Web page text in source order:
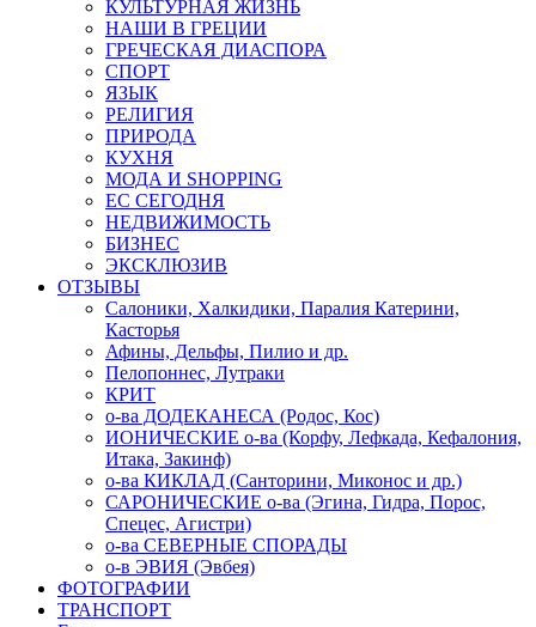
КУЛЬТУРНАЯ ЖИЗНЬ
НАШИ В ГРЕЦИИ
ГРЕЧЕСКАЯ ДИАСПОРА
СПОРТ
ЯЗЫК
РЕЛИГИЯ
ПРИРОДА
КУХНЯ
МОДА И SHOPPING
ЕС СЕГОДНЯ
НЕДВИЖИМОСТЬ
БИЗНЕС
ЭКСКЛЮЗИВ
ОТЗЫВЫ
Салоники, Халкидики, Паралия Катерини,
Касторья
Афины, Дельфы, Пилио и др.
Пелопоннес, Лутраки
КРИТ
о-ва ДОДЕКАНЕСА (Родос, Кос)
ИОНИЧЕСКИЕ о-ва (Корфу, Лефкада, Кефалония,
Итака, Закинф)
о-ва КИКЛАД (Санторини, Миконос и др.)
САРОНИЧЕСКИЕ о-ва (Эгина, Гидра, Порос,
Спецес, Агистри)
о-ва СЕВЕРНЫЕ СПОРАДЫ
о-в ЭВИЯ (Эвбея)
ФОТОГРАФИИ
ТРАНСПОРТ